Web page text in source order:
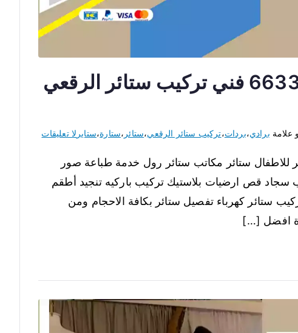
تركيب ستائر الرقعي 66330441 فني تركيب ستائر الرقعي
علامة برادي،بردات،تركيب ستائر الرقعي،ستائر ،ستارة،ستاير لا تعليقات
للاطفال ستائر مكاتب ستائر رول خدمة طباعة صور
قص ارضيات بلاستيك تركيب باركيه تنجيد أطقم
ستائر كهرباء تفصيل ستائر بكافة الاحجام ومن
افضل […]